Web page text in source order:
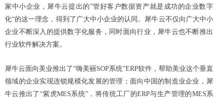
家中小企业，犀牛云提出的”管好客户数据资产就是成功的企业数字
化“的这一理念，得到了广大中小企业的认同。犀牛云不仅向广大中小
企业不断深入的提供数字化服务，同时面向行业，犀牛云也不断推出
行业软件解决方案。
犀牛云面向美业推出了“嗨美丽SOP系统”ERP软件，帮助美业这个垂直
领域的企业实现连锁规模化发展的管理；面向中国的制造业企业，犀
牛云推出了“紫虎MES系统”，将传统工厂的ERP与生产管理的MES系